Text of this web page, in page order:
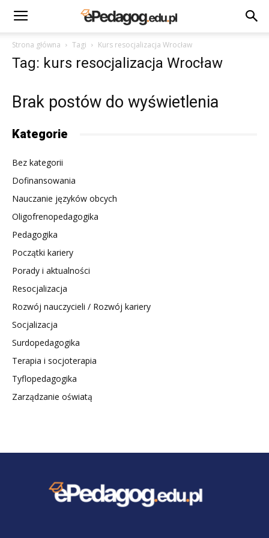
Strona główna Tagi Kurs resocjalizacja Wrocław
Tag: kurs resocjalizacja Wrocław
Brak postów do wyświetlenia
Kategorie
Bez kategorii
Dofinansowania
Nauczanie języków obcych
Oligofrenopedagogika
Pedagogika
Początki kariery
Porady i aktualności
Resocjalizacja
Rozwój nauczycieli / Rozwój kariery
Socjalizacja
Surdopedagogika
Terapia i socjoterapia
Tyflopedagogika
Zarządzanie oświatą